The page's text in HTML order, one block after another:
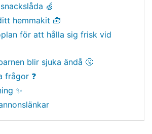
🍏
hemmakit 🧰
för att hålla sig frisk vid
blir sjuka ändå 🤧
frågor ❓
✨